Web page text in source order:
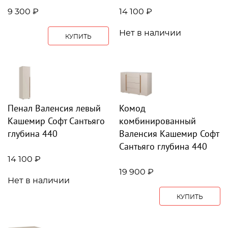
9 300 ₽
КУПИТЬ
14 100 ₽
Нет в наличии
Пенал Валенсия левый
Кашемир Софт Сантьяго
глубина 440
14 100 ₽
Нет в наличии
Комод
комбинированный
Валенсия Кашемир Софт
Сантьяго глубина 440
19 900 ₽
КУПИТЬ